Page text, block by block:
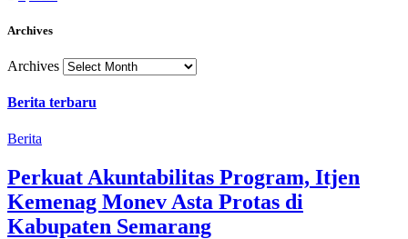
Archives
Archives
Berita terbaru
Berita
Perkuat Akuntabilitas Program, Itjen
Kemenag Monev Asta Protas di
Kabupaten Semarang